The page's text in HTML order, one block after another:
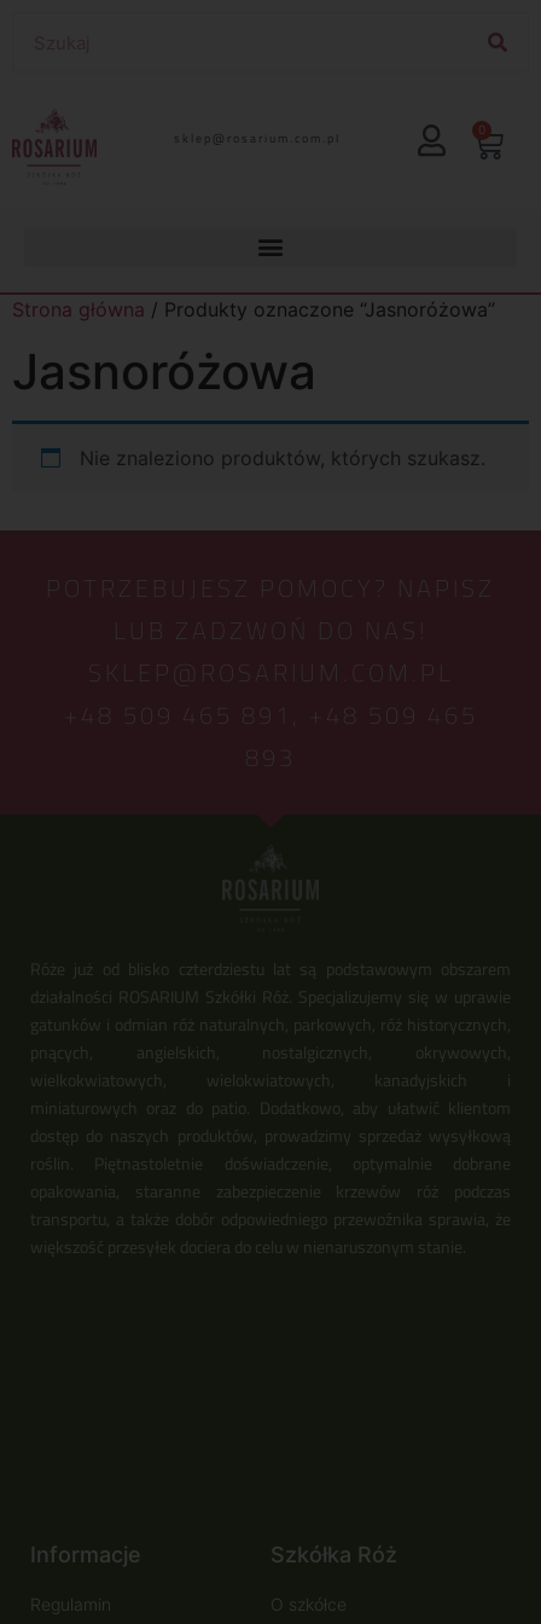
lp.moc.muirasor@pelks 0
Strona główna / Produkty oznaczone “Jasnoróżowa”
Jasnoróżowa
Nie znaleziono produktów, których szukasz.
POTRZEBUJESZ POMOCY? NAPISZ
LUB ZADZWOŃ DO NAS!
SKLEP@ROSARIUM.COM.PL
+48 509 465 891,
+48 509 465
893
Róże już od blisko czterdziestu lat są podstawowym obszarem
działalności ROSARIUM Szkółki Róż. Specjalizujemy się w uprawie
gatunków i odmian róż naturalnych, parkowych, róż historycznych,
pnących, angielskich, nostalgicznych, okrywowych,
wielkokwiatowych, wielokwiatowych, kanadyjskich i
miniaturowych oraz do patio. Dodatkowo, aby ułatwić klientom
dostęp do naszych produktów, prowadzimy sprzedaż wysyłkową
roślin. Piętnastoletnie doświadczenie, optymalnie dobrane
opakowania, staranne zabezpieczenie krzewów róż podczas
transportu, a także dobór odpowiedniego przewoźnika sprawia, że
większość przesyłek dociera do celu w nienaruszonym stanie.
Informacje
Regulamin
Szkółka Róż
O szkółce